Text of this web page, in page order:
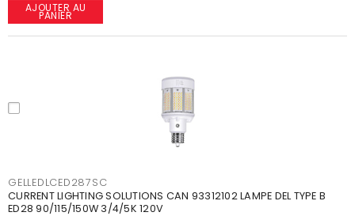
AJOUTER AU
PANIER
GELLEDLCED287SC
CURRENT LIGHTING SOLUTIONS CAN 93312102 LAMPE DEL TYPE B
ED28 90/115/150W 3/4/5K 120V